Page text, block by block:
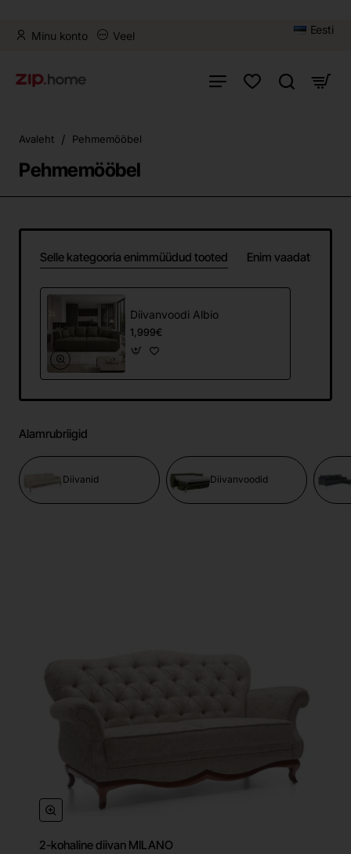
Minu konto Veel Eesti
Pehmemööbel
AvalehthomePehmemööbel
Selle kategooria enimmüüdud tooted Enim vaadatud
Diivanvoodi Albio
1,999€
Alamrubriigid
Diivanid Diivanvoodid
2-kohaline diivan MILANO